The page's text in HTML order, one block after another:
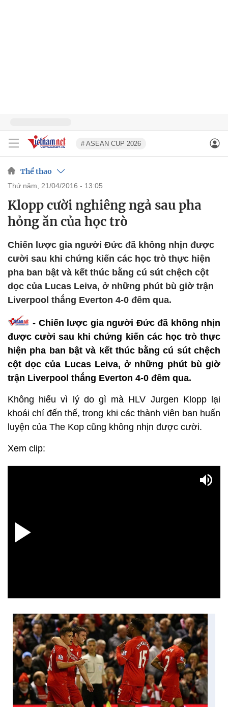
# ASEAN CUP 2026
Thể thao
thứ năm, 21/04/2016 - 13:05
Klopp cười nghiêng ngả sau pha
hỏng ăn của học trò
Chiến lược gia người Đức đã không nhịn được
cười sau khi chứng kiến các học trò thực hiện
pha ban bật và kết thúc bằng cú sút chệch cột
dọc của Lucas Leiva, ở những phút bù giờ trận
Liverpool thắng Everton 4-0 đêm qua.
- Chiến lược gia người Đức đã không nhịn
được cười sau khi chứng kiến các học trò thực
hiện pha ban bật và kết thúc bằng cú sút chệch
cột dọc của Lucas Leiva, ở những phút bù giờ
trận Liverpool thắng Everton 4-0 đêm qua.
Không hiểu vì lý do gì mà HLV Jurgen Klopp lại
khoái chí đến thế, trong khi các thành viên ban huấn
luyện của The Kop cũng không nhịn được cười.
Xem clip: